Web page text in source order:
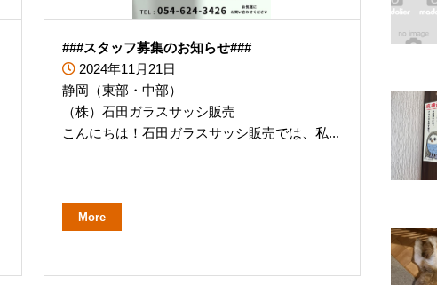
###スタッフ募集のお知らせ###
2024年11月21日
静岡（東部・中部）
（株）石田ガラスサッシ販売
こんにちは！石田ガラスサッシ販売では、私...
More